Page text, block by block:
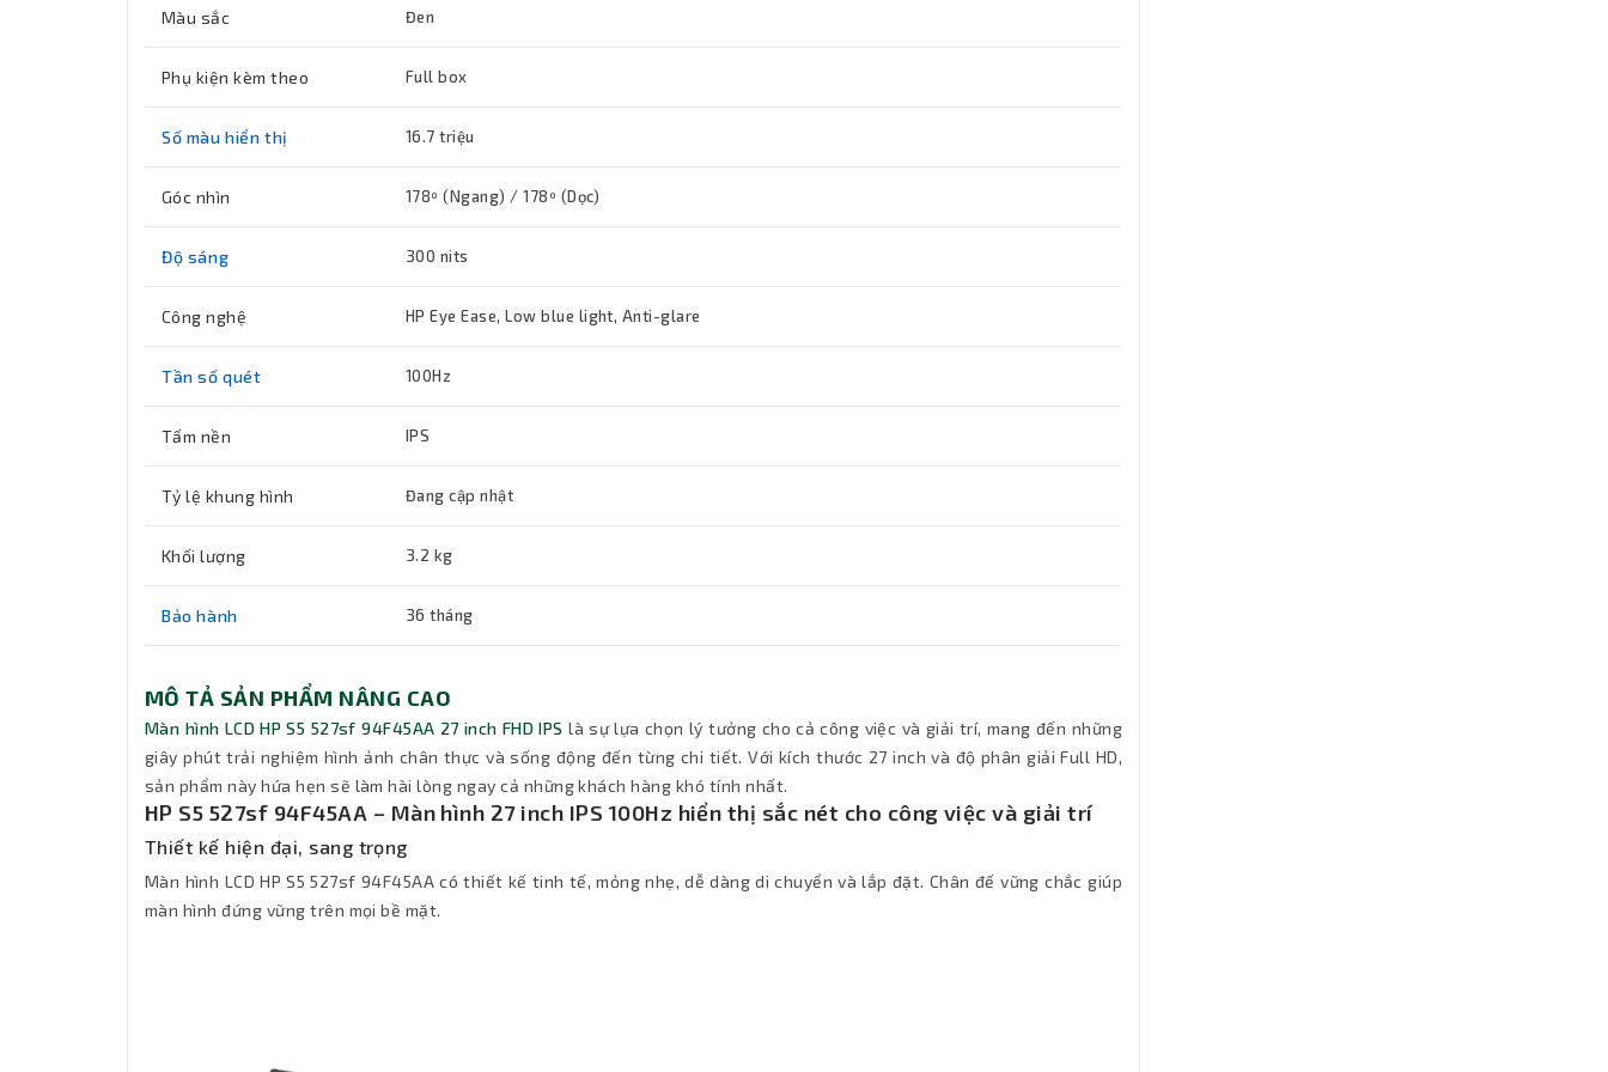
Màu sắc Đen
Phụ kiện kèm theo Full box
Số màu hiển thị 16.7 triệu
Góc nhìn 178º (Ngang) / 178º (Dọc)
Độ sáng 300 nits
Công nghệ HP Eye Ease, Low blue light, Anti-glare
Tần số quét 100Hz
Tấm nền IPS
Tỷ lệ khung hình Đang cập nhật
Khối lượng 3.2 kg
Bảo hành 36 tháng
MÔ TẢ SẢN PHẨM NÂNG CAO
Màn hình LCD HP S5 527sf 94F45AA 27 inch FHD IPS là sự lựa chọn lý tưởng cho cả công việc và giải trí, mang đến những
giây phút trải nghiệm hình ảnh chân thực và sống động đến từng chi tiết. Với kích thước 27 inch và độ phân giải Full HD,
sản phẩm này hứa hẹn sẽ làm hài lòng ngay cả những khách hàng khó tính nhất.
HP S5 527sf 94F45AA – Màn hình 27 inch IPS 100Hz hiển thị sắc nét cho công việc và giải trí
Thiết kế hiện đại, sang trọng
Màn hình LCD HP S5 527sf 94F45AA có thiết kế tinh tế, mỏng nhẹ, dễ dàng di chuyển và lắp đặt. Chân đế vững chắc giúp
màn hình đứng vững trên mọi bề mặt.